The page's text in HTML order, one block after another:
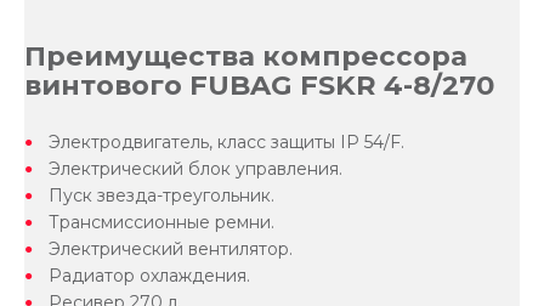
Преимущества компрессора
винтового FUBAG FSKR 4-8/270
Электродвигатель, класс защиты IP 54/F.
Электрический блок управления.
Пуск звезда-треугольник.
Трансмиссионные ремни.
Электрический вентилятор.
Радиатор охлаждения.